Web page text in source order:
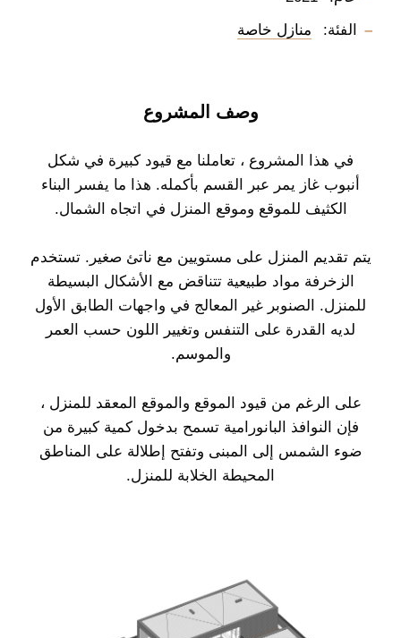
الفئة:
منازل خاصة
وصف المشروع
في هذا المشروع ، تعاملنا مع قيود كبيرة في شكل
أنبوب غاز يمر عبر القسم بأكمله. هذا ما يفسر البناء
الكثيف للموقع وموقع المنزل في اتجاه الشمال.
يتم تقديم المنزل على مستويين مع ناتئ صغير. تستخدم
الزخرفة مواد طبيعية تتناقض مع الأشكال البسيطة
للمنزل. الصنوبر غير المعالج في واجهات الطابق الأول
لديه القدرة على التنفس وتغيير اللون حسب العمر
والموسم.
على الرغم من قيود الموقع والموقع المعقد للمنزل ،
فإن النوافذ البانورامية تسمح بدخول كمية كبيرة من
ضوء الشمس إلى المبنى وتفتح إطلالة على المناطق
المحيطة الخلابة للمنزل.